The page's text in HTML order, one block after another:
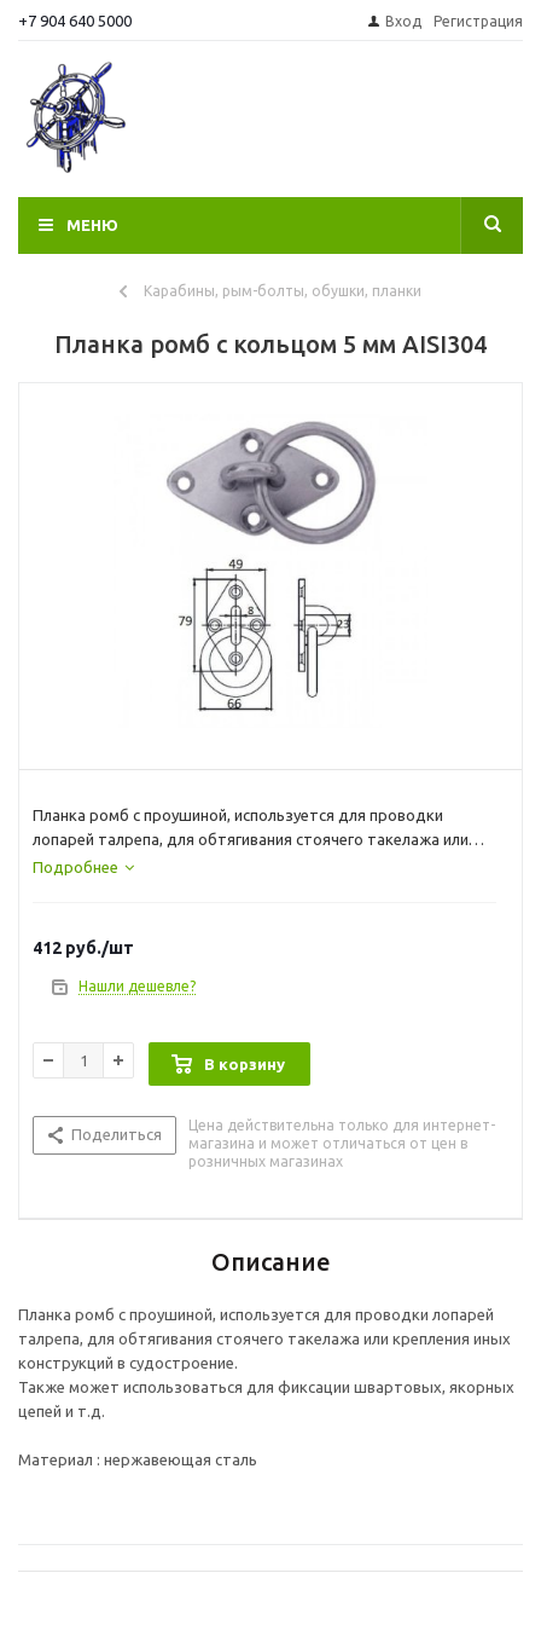
+7 904 640 5000 Вход Регистрация
МЕНЮ
Карабины, рым-болты, обушки, планки
Планка ромб с кольцом 5 мм AISI304
Планка ромб с проушиной, используется для проводки
лопарей талрепа, для обтягивания стоячего такелажа или
крепления иных конструкций в судостроение.
Материал : нержавеющая сталь
Подробнее
412 руб./шт
Нашли дешевле?
В корзину
Поделиться
Цена действительна только для интернет-
магазина и может отличаться от цен в
розничных магазинах
Описание
Планка ромб с проушиной, используется для проводки лопарей
талрепа, для обтягивания стоячего такелажа или крепления иных
конструкций в судостроение.
Также может использоваться для фиксации швартовых, якорных
цепей и т.д.
Материал : нержавеющая сталь